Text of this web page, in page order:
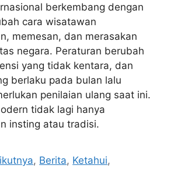
berkembang dengan
cara wisatawan
memesan, dan merasakan
negara. Peraturan berubah
yang tidak kentara, dan
berlaku pada bulan lalu
penilaian ulang saat ini.
tidak lagi hanya
insting atau tradisi.
, Berita, Ketahui,